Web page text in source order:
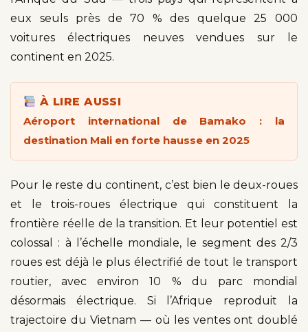
eux seuls près de 70 % des quelque 25 000
voitures électriques neuves vendues sur le
continent en 2025.
À LIRE AUSSI
Aéroport international de Bamako : la
destination Mali en forte hausse en 2025
Pour le reste du continent, c’est bien le deux-roues
et le trois-roues électrique qui constituent la
frontière réelle de la transition. Et leur potentiel est
colossal : à l’échelle mondiale, le segment des 2/3
roues est déjà le plus électrifié de tout le transport
routier, avec environ 10 % du parc mondial
désormais électrique. Si l’Afrique reproduit la
trajectoire du Vietnam — où les ventes ont doublé